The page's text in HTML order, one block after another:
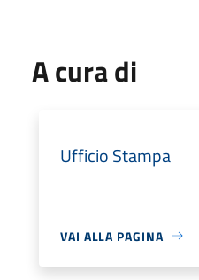
A cura di
Ufficio Stampa
VAI ALLA PAGINA